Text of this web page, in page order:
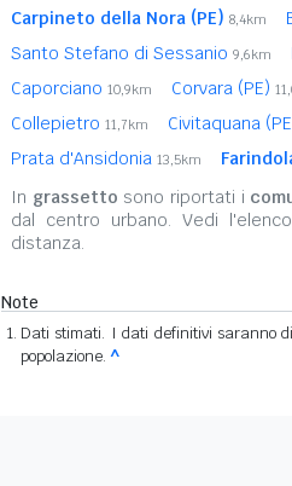
Carpineto della Nora (PE) 8,4km
Santo Stefano di Sessanio 9,6km
Caporciano 10,9km Corvara (PE)
Collepietro 11,7km Civitaquana
Prata d'Ansidonia 13,5km
In grassetto sono riportati i
dal centro urbano. Vedi
distanza.
Note
Dati stimati. I dati definitivi saranno
popolazione. ^